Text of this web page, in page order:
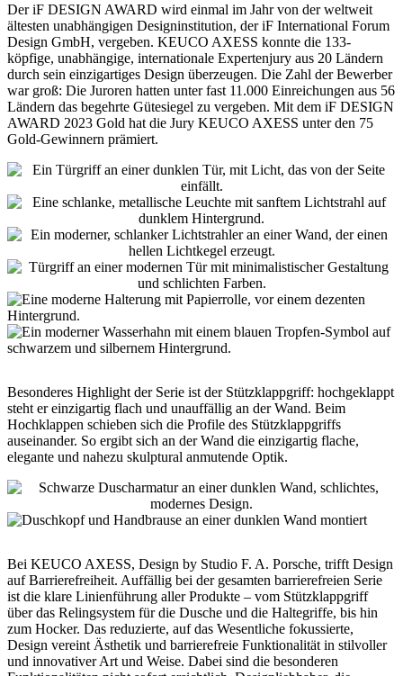
Der iF DESIGN AWARD wird einmal im Jahr von der weltweit
ältesten unabhängigen Designinstitution, der iF International Forum
Design GmbH, vergeben. KEUCO AXESS konnte die 133-
köpfige, unabhängige, internationale Expertenjury aus 20 Ländern
durch sein einzigartiges Design überzeugen. Die Zahl der Bewerber
war groß: Die Juroren hatten unter fast 11.000 Einreichungen aus 56
Ländern das begehrte Gütesiegel zu vergeben. Mit dem iF DESIGN
AWARD 2023 Gold hat die Jury KEUCO AXESS unter den 75
Gold-Gewinnern prämiert.
Besonderes Highlight der Serie ist der Stützklappgriff: hochgeklappt
steht er einzigartig flach und unauffällig an der Wand. Beim
Hochklappen schieben sich die Profile des Stützklappgriffs
auseinander. So ergibt sich an der Wand die einzigartig flache,
elegante und nahezu skulptural anmutende Optik.
Bei KEUCO AXESS, Design by Studio F. A. Porsche, trifft Design
auf Barrierefreiheit. Auffällig bei der gesamten barrierefreien Serie
ist die klare Linienführung aller Produkte – vom Stützklappgriff
über das Relingsystem für die Dusche und die Haltegriffe, bis hin
zum Hocker. Das reduzierte, auf das Wesentliche fokussierte,
Design vereint Ästhetik und barrierefreie Funktionalität in stilvoller
und innovativer Art und Weise. Dabei sind die besonderen